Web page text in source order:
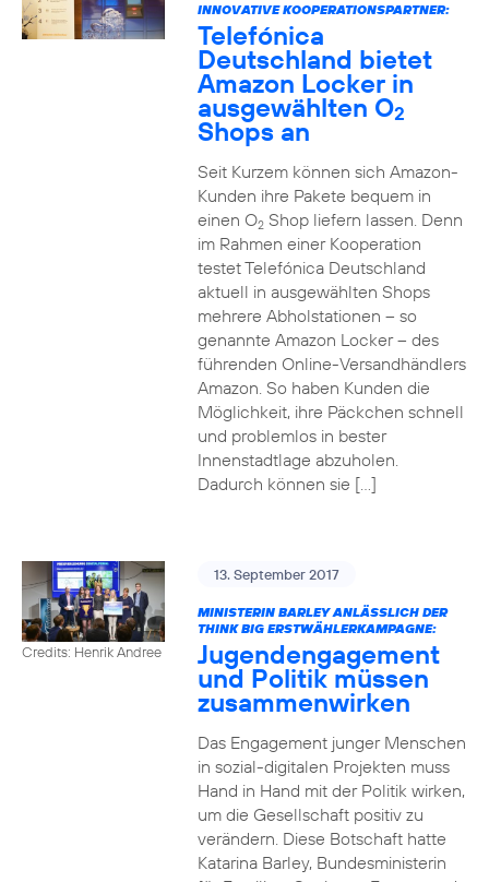
INNOVATIVE KOOPERATIONSPARTNER:
Telefónica
Deutschland bietet
Amazon Locker in
ausgewählten O2
Shops an
Seit Kurzem können sich Amazon-
Kunden ihre Pakete bequem in
einen O2Shop liefern lassen. Denn
im Rahmen einer Kooperation
testet Telefónica Deutschland
aktuell in ausgewählten Shops
mehrere Abholstationen – so
genannte Amazon Locker – des
führenden Online-Versandhändlers
Amazon. So haben Kunden die
Möglichkeit, ihre Päckchen schnell
und problemlos in bester
Innenstadtlage abzuholen.
Dadurch können sie […]
Credits: Henrik Andree
13. September 2017
MINISTERIN BARLEY ANLÄSSLICH DER
THINK BIG ERSTWÄHLERKAMPAGNE:
Jugendengagement
und Politik müssen
zusammenwirken
Das Engagement junger Menschen
in sozial-digitalen Projekten muss
Hand in Hand mit der Politik wirken,
um die Gesellschaft positiv zu
verändern. Diese Botschaft hatte
Katarina Barley, Bundesministerin